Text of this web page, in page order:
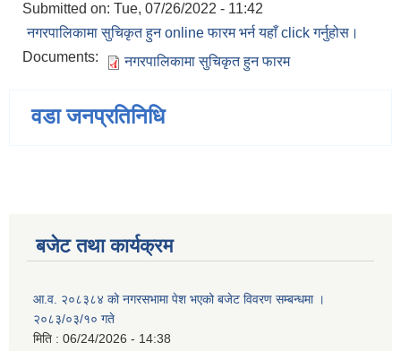
Submitted on: Tue, 07/26/2022 - 11:42
नगरपालिकामा सुचिकृत हुन online फारम भर्न यहाँ click गर्नुहोस।
Documents:
नगरपालिकामा सुचिकृत हुन फारम
वडा जनप्रतिनिधि
बजेट तथा कार्यक्रम
आ.व. २०८३८४ को नगरसभामा पेश भएको बजेट विवरण सम्बन्धमा ।
२०८३/०३/१० गते
मिति : 06/24/2026 - 14:38